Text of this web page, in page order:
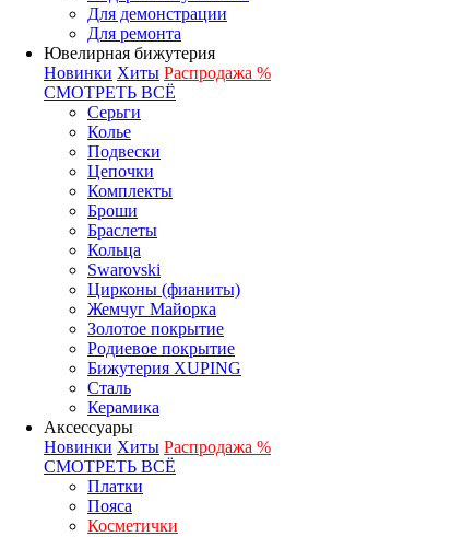
Для демонстрации
Для ремонта
Ювелирная бижутерия
Новинки Хиты Распродажа %
СМОТРЕТЬ ВСЁ
Серьги
Колье
Подвески
Цепочки
Комплекты
Броши
Браслеты
Кольца
Swarovski
Цирконы (фианиты)
Жемчуг Майорка
Золотое покрытие
Родиевое покрытие
Бижутерия XUPING
Сталь
Керамика
Аксессуары
Новинки Хиты Распродажа %
СМОТРЕТЬ ВСЁ
Платки
Пояса
Косметички